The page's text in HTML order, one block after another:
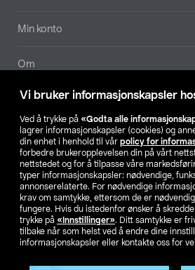
Vi bruker informasjonskapsler
Ved å trykke på «Godta alle
lagrer informasjonskapsler (cookies) og
din enhet i henhold til vår policy for
forbedre brukeropplevelsen din på vårt
nettstedet og for å tilpasse våre
typer informasjonskapsler: nødvendige,
annonserelaterte. For nødvendige
krav om samtykke, ettersom de er
fungere. Hvis du istedenfor ønsker å
trykke på «Innstillinger». Ditt samtykke er
tilbake når som helst ved å endre dine
informasjonskapsler eller kontakte oss for
Min konto
Om
Aktuelt
Våre selskaper
Finn din
SE NO FI